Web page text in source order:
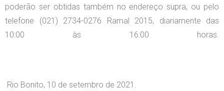
poderão ser obtidas também no endereço supra, ou pelo
telefone (021) 2734-0276 Ramal 2015, diariamente das
10:00 às 16:00 horas.
Rio Bonito, 10 de setembro de 2021.